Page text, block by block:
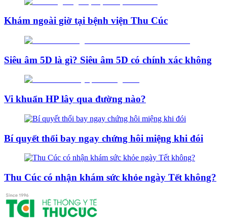
Khám ngoài giờ tại bệnh viện Thu Cúc
Siêu âm 5D là gì? Siêu âm 5D có chính xác không
Vi khuẩn HP lây qua đường nào?
Bí quyết thổi bay ngay chứng hôi miệng khi đói
Thu Cúc có nhận khám sức khỏe ngày Tết không?